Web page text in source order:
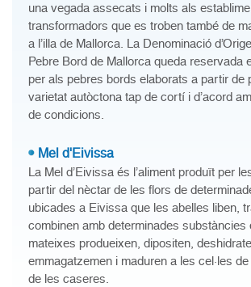
una vegada assecats i molts als
transformadors que es troben també de
a l’illa de Mallorca. La Denominació
Pebre Bord de Mallorca queda reservada
per als pebres bords elaborats a partir de
varietat autòctona tap de cortí i d’acord
de condicions.
Mel d'Eivissa
La Mel d’Eivissa és l’aliment produït per
partir del nèctar de les flors de
ubicades a Eivissa que les abelles liben,
combinen amb determinades substàncies
mateixes produeixen, dipositen,
emmagatzemen i maduren a les cel·les
de les caseres.